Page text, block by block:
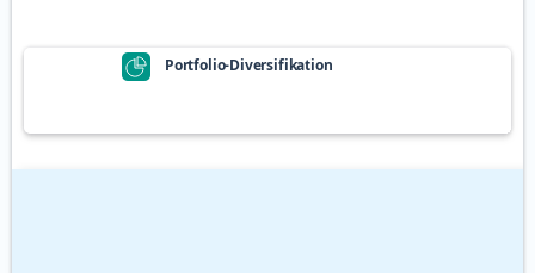
Portfolio-Diversifikation